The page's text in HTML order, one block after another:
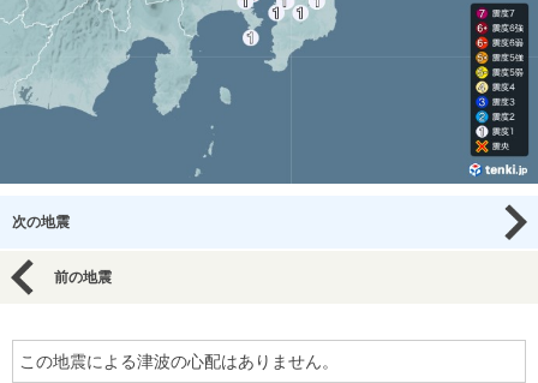
次の地震
前の地震
この地震による津波の心配はありません。